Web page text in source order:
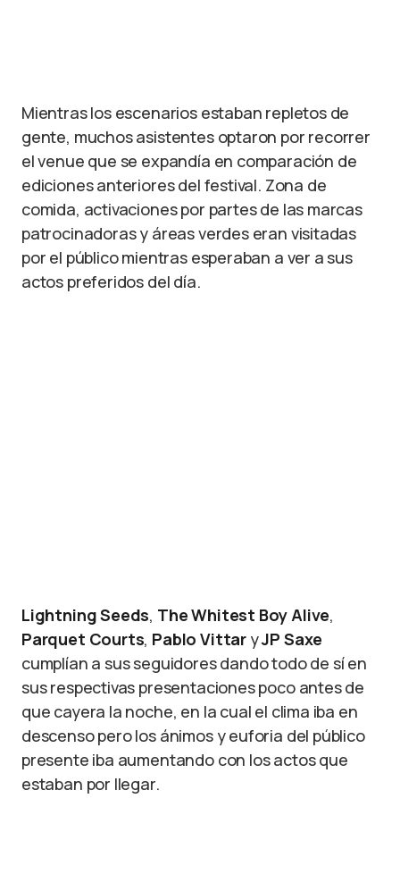
Mientras los escenarios estaban repletos de
gente, muchos asistentes optaron por recorrer
el venue que se expandía en comparación de
ediciones anteriores del festival. Zona de
comida, activaciones por partes de las marcas
patrocinadoras y áreas verdes eran visitadas
por el público mientras esperaban a ver a sus
actos preferidos del día.
Lightning Seeds, The Whitest Boy Alive,
Parquet Courts, Pablo VittaryJP Saxe
cumplían a sus seguidores dando todo de sí en
sus respectivas presentaciones poco antes de
que cayera la noche, en la cual el clima iba en
descenso pero los ánimos y euforia del público
presente iba aumentando con los actos que
estaban por llegar.